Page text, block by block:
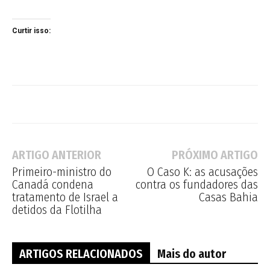
Curtir isso:
ARTIGO ANTERIOR
Primeiro-ministro do
Canadá condena
tratamento de Israel a
detidos da Flotilha
PRÓXIMO ARTIGO
O Caso K: as acusações
contra os fundadores das
Casas Bahia
ARTIGOS RELACIONADOS Mais do autor